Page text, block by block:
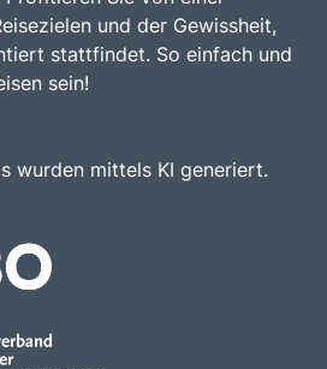
und der Gewissheit,
stattfindet. So einfach und
sein!
wurden mittels KI generiert.